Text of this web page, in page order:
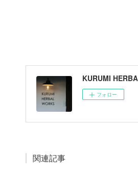
KURUMI
フォロー
関連記事